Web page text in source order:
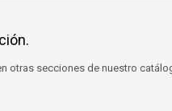
otras secciones de nuestro